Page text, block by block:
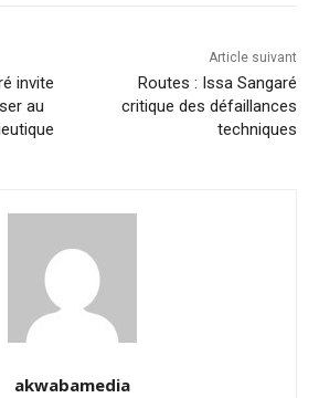
invite
au
Article suivant
Routes : Issa Sangaré
critique des défaillances
techniques
akwabamedia